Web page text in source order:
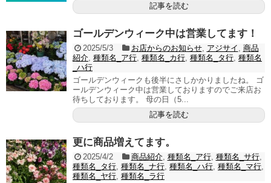
記事を読む
ゴールデンウィーク中は営業してます！
2025/5/3 お店からのお知らせ, アジサイ
商品
紹介 種類名_ア行 種類名_カ行 種類名_タ行 種類名
_ハ行
ゴールデンウィークも後半にさしかかりましたね。 ゴ
ールデンウィーク中は営業しておりますのでご来店お
待ちしております。 母の日（5...
記事を読む
更に商品増えてます。
2025/4/2 商品紹介, 種類名_ア行, 種類名_サ行,
種類名_タ行 種類名_ナ行 種類名_ハ行 種類名_マ行
種類名_ヤ行 種類名_ラ行